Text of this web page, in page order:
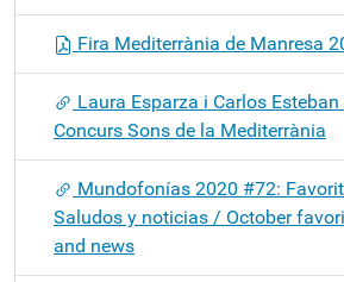
Fira Mediterrània de Manresa
Laura Esparza i Carlos
Concurs Sons de la Mediterrània
Mundofonías 2020 #72:
Saludos y noticias / October
and news